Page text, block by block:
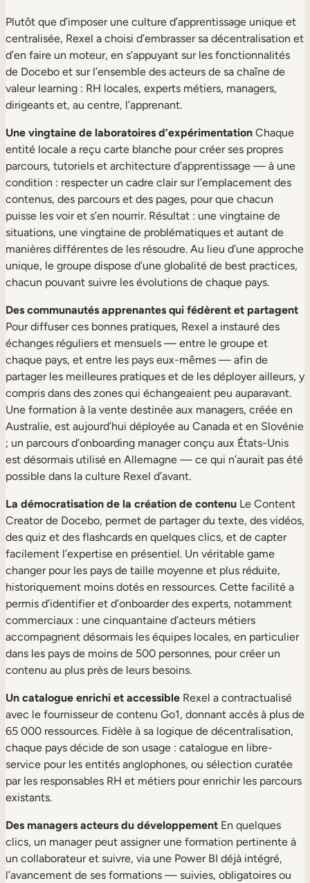
Plutôt que d’imposer une culture d’apprentissage unique et
centralisée, Rexel a choisi d’embrasser sa décentralisation et
d’en faire un moteur, en s’appuyant sur les fonctionnalités
de Docebo et sur l’ensemble des acteurs de sa chaîne de
valeur learning : RH locales, experts métiers, managers,
dirigeants et, au centre, l’apprenant.
Une vingtaine de laboratoires d’expérimentation Chaque
entité locale a reçu carte blanche pour créer ses propres
parcours, tutoriels et architecture d’apprentissage — à une
condition : respecter un cadre clair sur l’emplacement des
contenus, des parcours et des pages, pour que chacun
puisse les voir et s’en nourrir. Résultat : une vingtaine de
situations, une vingtaine de problématiques et autant de
manières différentes de les résoudre. Au lieu d’une approche
unique, le groupe dispose d’une globalité de best practices,
chacun pouvant suivre les évolutions de chaque pays.
Des communautés apprenantes qui fédèrent et partagent
Pour diffuser ces bonnes pratiques, Rexel a instauré des
échanges réguliers et mensuels — entre le groupe et
chaque pays, et entre les pays eux-mêmes — afin de
partager les meilleures pratiques et de les déployer ailleurs, y
compris dans des zones qui échangeaient peu auparavant.
Une formation à la vente destinée aux managers, créée en
Australie, est aujourd’hui déployée au Canada et en Slovénie
; un parcours d’onboarding manager conçu aux États-Unis
est désormais utilisé en Allemagne — ce qui n’aurait pas été
possible dans la culture Rexel d’avant.
La démocratisation de la création de contenu Le Content
Creator de Docebo, permet de partager du texte, des vidéos,
des quiz et des flashcards en quelques clics, et de capter
facilement l’expertise en présentiel. Un véritable game
changer pour les pays de taille moyenne et plus réduite,
historiquement moins dotés en ressources. Cette facilité a
permis d’identifier et d’onboarder des experts, notamment
commerciaux : une cinquantaine d’acteurs métiers
accompagnent désormais les équipes locales, en particulier
dans les pays de moins de 500 personnes, pour créer un
contenu au plus près de leurs besoins.
Un catalogue enrichi et accessible Rexel a contractualisé
avec le fournisseur de contenu Go1, donnant accès à plus de
65 000 ressources. Fidèle à sa logique de décentralisation,
chaque pays décide de son usage : catalogue en libre-
service pour les entités anglophones, ou sélection curatée
par les responsables RH et métiers pour enrichir les parcours
existants.
Des managers acteurs du développement En quelques
clics, un manager peut assigner une formation pertinente à
un collaborateur et suivre, via une Power BI déjà intégré,
l’avancement de ses formations — suivies, obligatoires ou